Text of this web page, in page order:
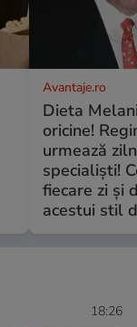
Avantaje.ro
Dieta
oricine!
urmează
specialiști!
fiecare zi și
acestui stil
18:26